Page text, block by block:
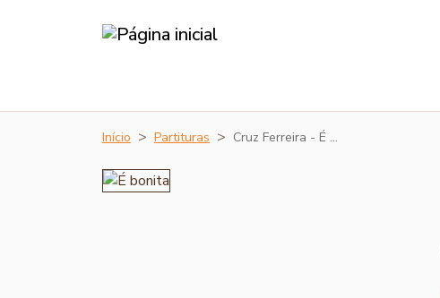
Início Partituras Cruz Ferreira - É …